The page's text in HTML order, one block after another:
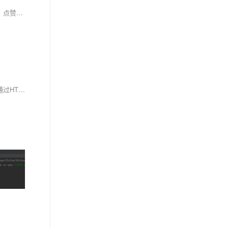
小红书作为社交电商的重要平台，其笔记评论蕴含丰富市场洞察与用户反馈。本文介绍的小红书笔记评论API，可获取指定笔记的评论详情（如内容、点赞数等），支持分页与身份认证。开发者可通过HTTP请求提取数据，以JSON格式返回。附Python调用示例代码，帮助快速上手分析用户互动数据，优化品牌策略与用户体验。
小红书笔记详情API接口帮助商家和数据分析人员获取笔记的详细信息，如标题、内容、作者信息、点赞数等，支持市场趋势与用户反馈分析。接口通过HTTP GET/POST方式请求，需提供`note_id`和`access_token`参数，返回JSON格式数据。以下是Python示例代码，展示如何调用该接口获取数据。使用时请遵守平台规范与法律法规。